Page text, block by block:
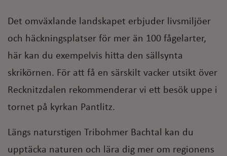
Det omväxlande landskapet erbjuder livsmiljöer
och häckningsplatser för mer än 100 fågelarter,
här kan du exempelvis hitta den sällsynta
skrikörnen. För att få en särskilt vacker utsikt över
Recknitzdalen rekommenderar vi ett besök uppe i
tornet på kyrkan Pantlitz.
Längs naturstigen Tribohmer Bachtal kan du
upptäcka naturen och lära dig mer om regionens